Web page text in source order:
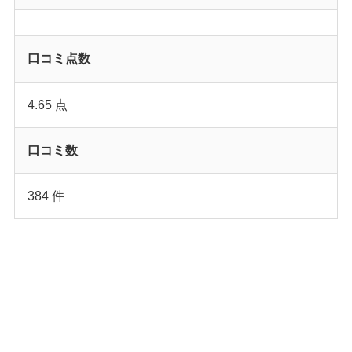
口コミ点数
4.65 点
口コミ数
384 件